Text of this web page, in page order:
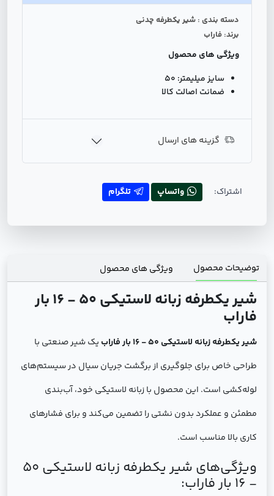
دسته بندی : شیر یکطرفه چدنی
برند: فاراب
ویژگی های محصول
سایز میلیمتر: 50
ضمانت اصالت کالا
گزینه های ارسال
اشتراک: واتساپ تلگرام
توضیحات محصول ویژگی های محصول
شیر یکطرفه زبانه لاستیکی 50 - 16 بار
فاراب
شیر یکطرفه زبانه لاستیکی 50 - 16 بار فاراب
یک شیر صنعتی با
طراحی خاص برای جلوگیری از برگشت جریان سیال در سیستم‌های
لوله‌کشی است. این محصول با زبانه لاستیکی خود، آب‌بندی
مطمئن و عملکرد بدون نشتی را تضمین می‌کند و برای فشارهای
کاری بالا مناسب است.
ویژگی‌های شیر یکطرفه زبانه لاستیکی 50
- 16 بار فاراب: